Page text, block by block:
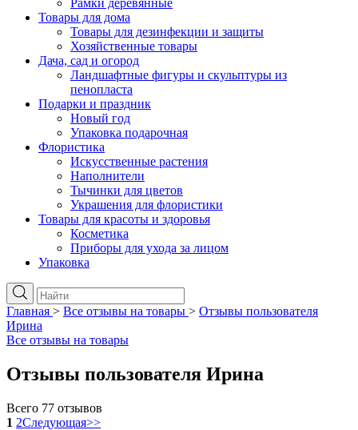
Рамки деревянные
Товары для дома
Товары для дезинфекции и защиты
Хозяйственные товары
Дача, сад и огород
Ландшафтные фигуры и скульптуры из
пенопласта
Подарки и праздник
Новый год
Упаковка подарочная
Флористика
Искусственные растения
Наполнители
Тычинки для цветов
Украшения для флористики
Товары для красоты и здоровья
Косметика
Приборы для ухода за лицом
Упаковка
Главная > Все отзывы на товары > Отзывы пользователя
Ирина
Все отзывы на товары
Отзывы пользователя Ирина
Всего 77 отзывов
1 2Следующая>>